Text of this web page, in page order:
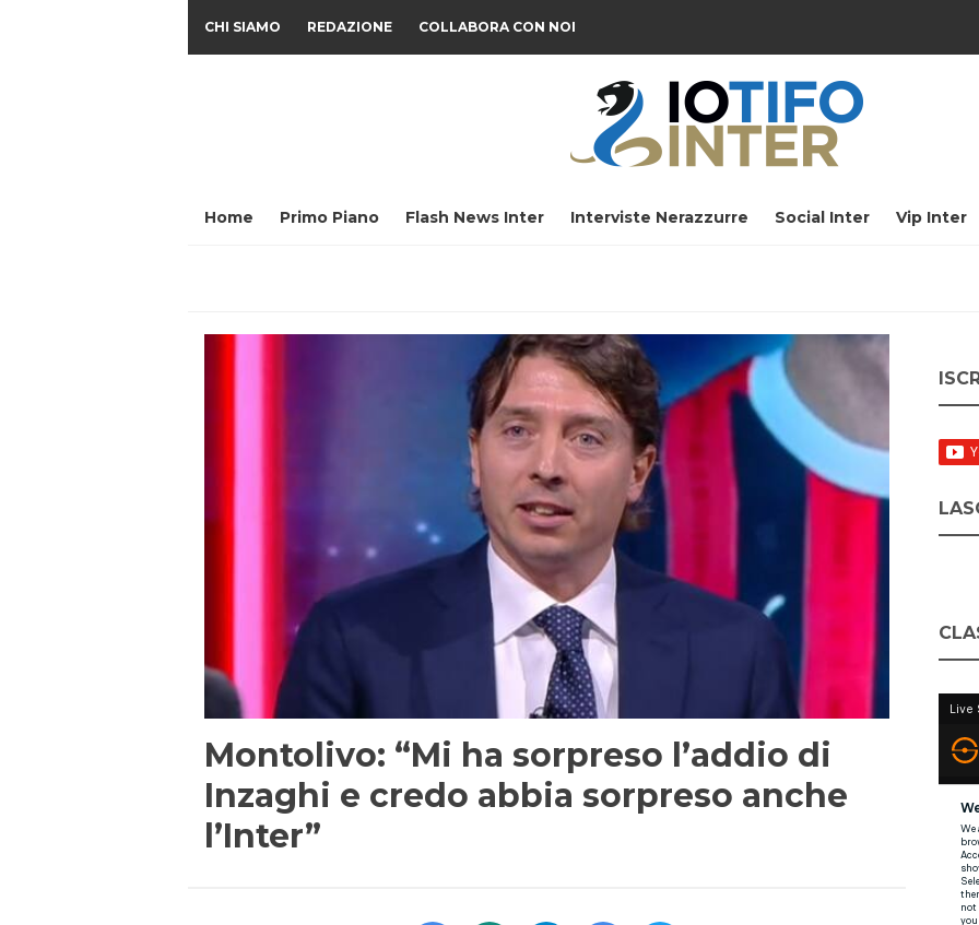
CHI SIAMO REDAZIONE COLLABORA CON NOI
Home Primo Piano Flash News Inter Interviste Nerazzurre Social Inter Vip Inter
Montolivo: “Mi ha sorpreso l’addio di
Inzaghi e credo abbia sorpreso anche
l’Inter”